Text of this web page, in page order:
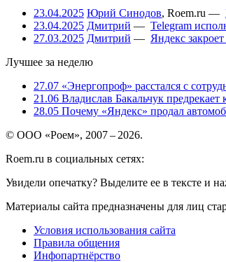
23.04.2025 Юрий Синодов, Roem.ru —
23.04.2025 Дмитрий — Telegram
27.03.2025 Дмитрий — Яндекс
Лучшее за неделю
27.07 «Энергопроф» расстался с
21.06 Владислав Бакальчук
28.05 Почему «Яндекс» продал
© ООО «Роем», 2007 – 2026.
Roem.ru в социальных сетях:
Увидели опечатку? Выделите ее в тексте и
Материалы сайта предназначены для лиц
Условия использования сайта
Правила общения
Инфопартнёрство